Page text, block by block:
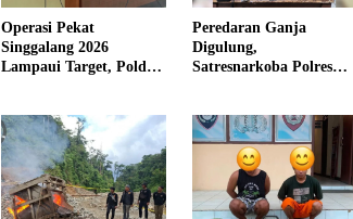
Operasi Pekat
Singgalang 2026
Lampaui Target, Polda
Kriminal
Peredaran Ganja
Digulung,
Satresnarkoba Polres
Siap Edar di Tanah
Datar